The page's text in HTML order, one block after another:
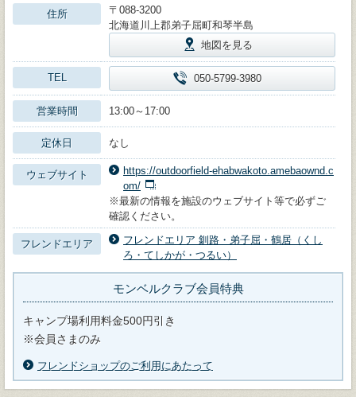
住所
〒088-3200
北海道川上郡弟子屈町和琴半島
地図を見る
TEL 050-5799-3980
営業時間 13:00～17:00
定休日 なし
ウェブサイト
https://outdoorfield-ehabwakoto.amebaownd.c
om/
※最新の情報を施設のウェブサイト等で必ずご
確認ください。
フレンドエリア
フレンドエリア 釧路・弟子屈・鶴居（くし
ろ・てしかが・つるい）
モンベルクラブ会員特典
キャンプ場利用料金500円引き
※会員さまのみ
フレンドショップのご利用にあたって